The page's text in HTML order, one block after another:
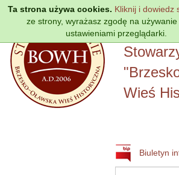
Ta strona używa cookies. Kliknij i dowiedz
ze strony, wyrażasz zgodę na
ustawieniami przeglądarki.
Przejdź
Lokalna
Wieś
Biuletyn